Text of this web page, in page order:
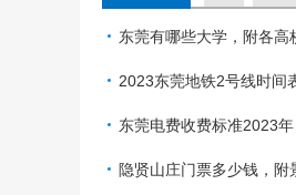
东莞有哪些大学，附各高
2023东莞地铁2号线时间
东莞电费收费标准2023
隐贤山庄门票多少钱，附